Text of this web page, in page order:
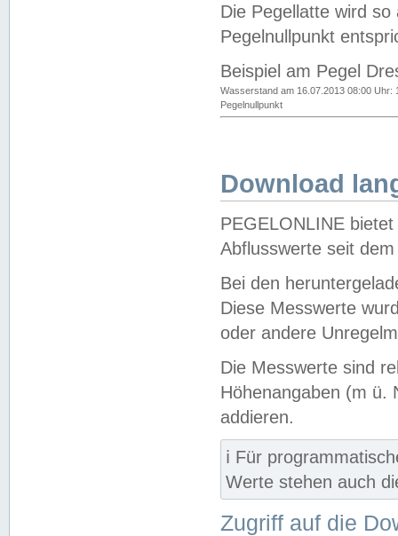
Die Pegellatte wird
Pegelnullpunkt
Beispiel am Pegel
Wasserstand am 16.07.2013 08:00 Uhr:
Pegelnullpunkt
Download
PEGELONLINE
Abflusswerte seit
Bei den
Diese Messwerte
oder andere
Die Messwerte sind
Höhenangaben (m ü.
addieren.
ℹ️ Für
Werte stehen auch
Zugriff auf die